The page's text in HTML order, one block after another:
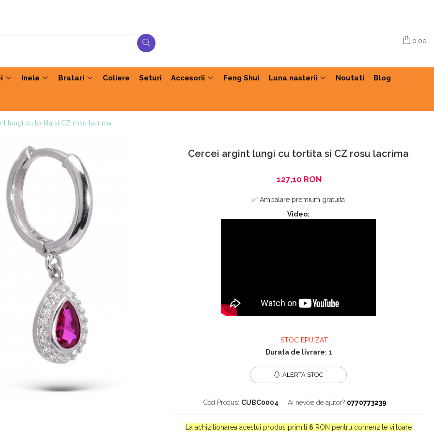
0,00
Inele Bratari Coliere Seturi Accesorii Feng Shui Luna nasterii Noutati Blog
lungi cu tortita si CZ rosu lacrima
Cercei argint lungi cu tortita si CZ rosu lacrima
127,10 RON
✅ Ambalare premium gratuita
Video:
STOC EPUIZAT
Durata de livrare: 1
ALERTA STOC
Cod Produs: CUBC0004 Ai nevoie de ajutor? 0770773239
La achizitionarea acestui produs primiti 6 RON pentru comenzile viitoare